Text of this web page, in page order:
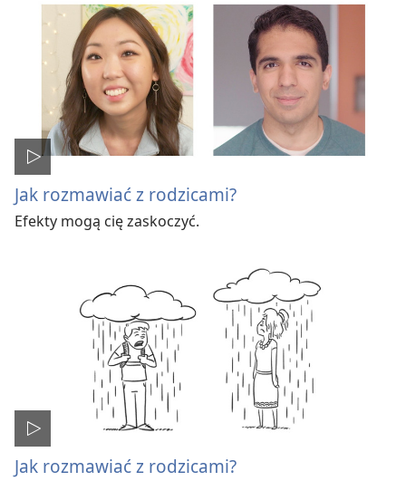
Jak rozmawiać z rodzicami?
Efekty mogą cię zaskoczyć.
Jak rozmawiać z rodzicami?